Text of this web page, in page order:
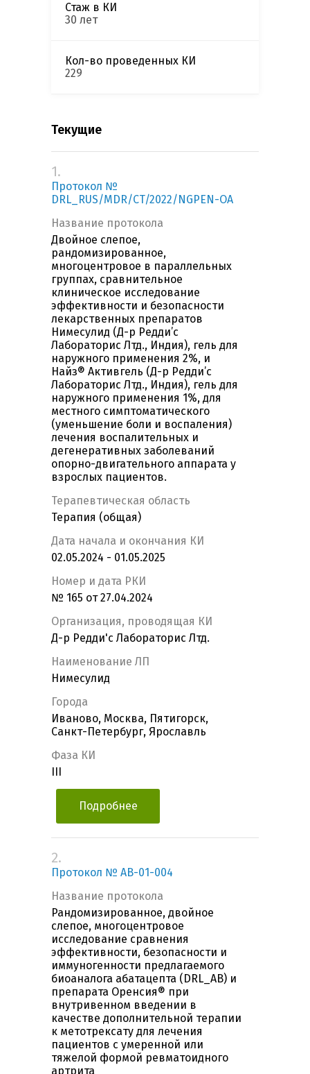
Стаж в КИ
30 лет
Кол-во проведенных КИ
229
Текущие
1.
Протокол №
DRL_RUS/MDR/CT/2022/NGPEN-OA
Название протокола
Двойное слепое,
рандомизированное,
многоцентровое в параллельных
группах, сравнительное
клиническое исследование
эффективности и безопасности
лекарственных препаратов
Нимесулид (Д-р Редди’с
Лабораторис Лтд., Индия), гель для
наружного применения 2%, и
Найз® Активгель (Д-р Редди’с
Лабораторис Лтд., Индия), гель для
наружного применения 1%, для
местного симптоматического
(уменьшение боли и воспаления)
лечения воспалительных и
дегенеративных заболеваний
опорно-двигательного аппарата у
взрослых пациентов.
Терапевтическая область
Терапия (общая)
Дата начала и окончания КИ
02.05.2024 - 01.05.2025
Номер и дата РКИ
№ 165 от 27.04.2024
Организация, проводящая КИ
Д-р Редди'с Лабораторис Лтд.
Наименование ЛП
Нимесулид
Города
Иваново, Москва, Пятигорск,
Санкт-Петербург, Ярославль
Фаза КИ
Подробнее
2.
Протокол № AB-01-004
Название протокола
Рандомизированное, двойное
слепое, многоцентровое
исследование сравнения
эффективности, безопасности и
иммуногенности предлагаемого
биоаналога абатацепта (DRL_AB) и
препарата Оренсия® при
внутривенном введении в
качестве дополнительной терапии
к метотрексату для лечения
пациентов с умеренной или
тяжелой формой ревматоидного
артрита